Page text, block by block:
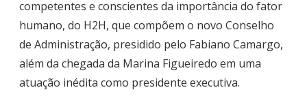
competentes e conscientes da importância do fator
humano, do H2H, que compõem o novo Conselho
de Administração, presidido pelo Fabiano Camargo,
além da chegada da Marina Figueiredo em uma
atuação inédita como presidente executiva.